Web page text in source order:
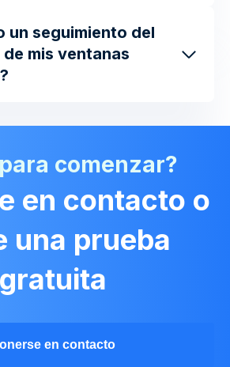
un seguimiento del
mis ventanas
comenzar?
en contacto o
una prueba
gratuita
en contacto